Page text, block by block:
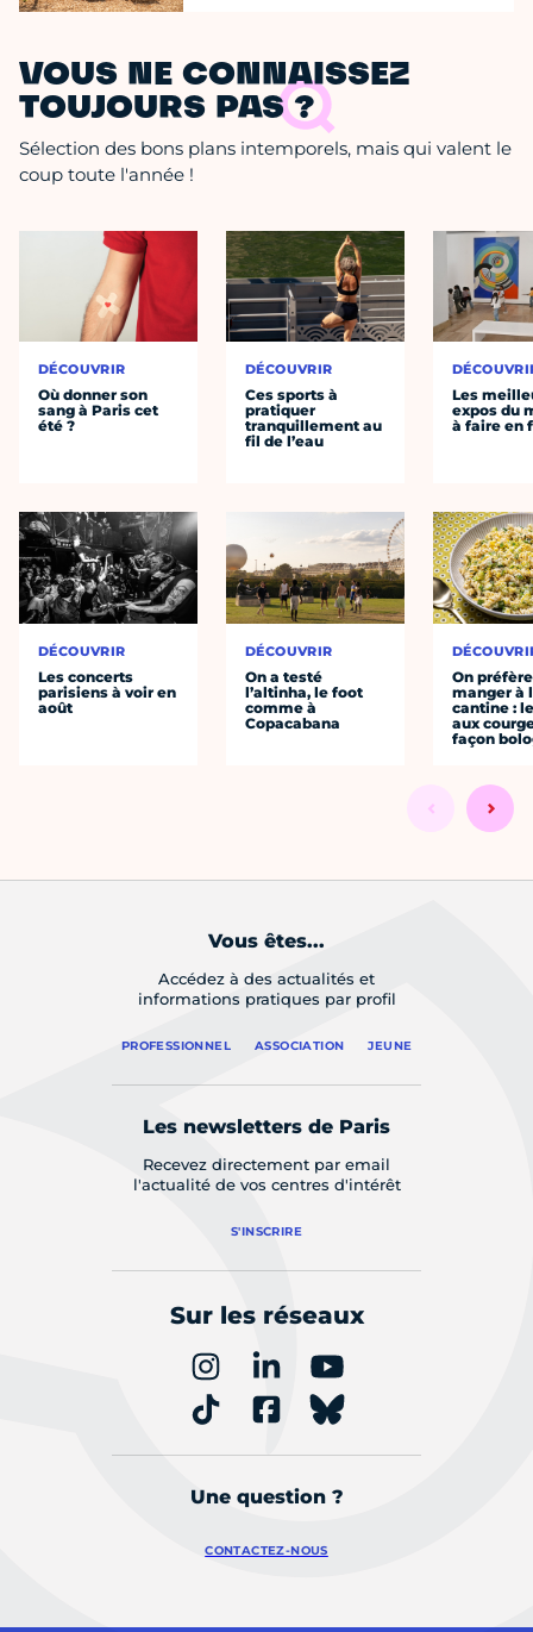
VOUS NE CONNAISSEZ
TOUJOURS PAS ?
Sélection des bons plans intemporels, mais qui valent le
coup toute l'année !
DÉCOUVRIR
Où donner son
sang à Paris cet
été ?
DÉCOUVRIR
Les concerts
parisiens à voir en
août
DÉCOUVRIR
Ces sports à
pratiquer
tranquillement au
fil de l’eau
DÉCOUVRIR
On a testé
l’altinha, le foot
comme à
Copacabana
Les
expos du
à faire en
On préfère
manger à
cantine :
aux
façon
Vous êtes...
Accédez à des actualités et
informations pratiques par profil
PROFESSIONNEL ASSOCIATION JEUNE
Les newsletters de Paris
Recevez directement par email
l'actualité de vos centres d'intérêt
S'INSCRIRE
Sur les réseaux
Une question ?
CONTACTEZ-NOUS